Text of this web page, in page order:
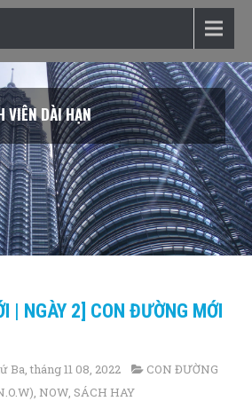
VIÊN DÀI HẠN
| NGÀY 2] CON ĐƯỜNG MỚI
Ba, tháng 11 08, 2022
CON ĐƯỜNG
, NOW, SÁCH HAY